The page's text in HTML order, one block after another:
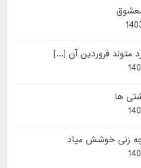
ها
چه زنی خوشش میاد